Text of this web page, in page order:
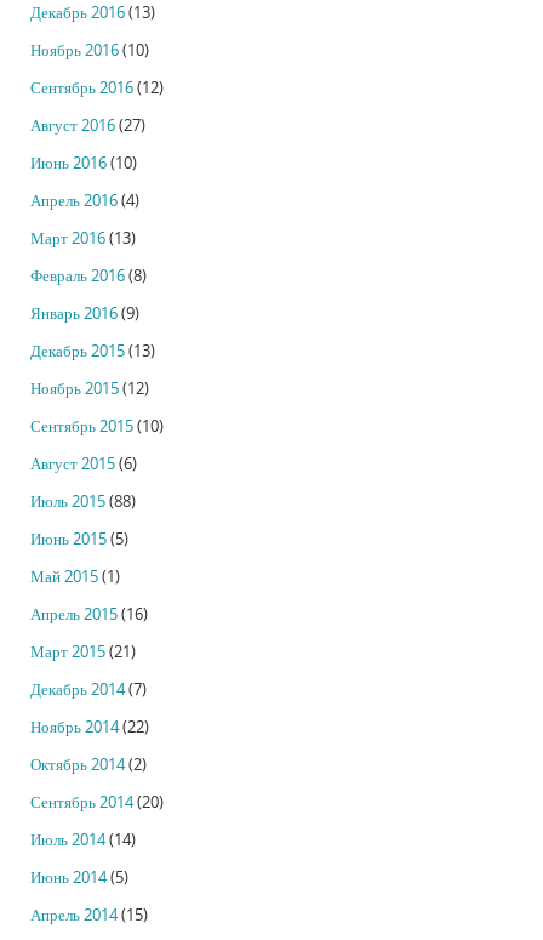
Декабрь 2016(13)
Ноябрь 2016(10)
Сентябрь 2016(12)
Август 2016(27)
Июнь 2016(10)
Апрель 2016(4)
Март 2016(13)
Февраль 2016(8)
Январь 2016(9)
Декабрь 2015(13)
Ноябрь 2015(12)
Сентябрь 2015(10)
Август 2015(6)
Июль 2015(88)
Июнь 2015(5)
Май 2015(1)
Апрель 2015(16)
Март 2015(21)
Декабрь 2014(7)
Ноябрь 2014(22)
Октябрь 2014(2)
Сентябрь 2014(20)
Июль 2014(14)
Июнь 2014(5)
Апрель 2014(15)